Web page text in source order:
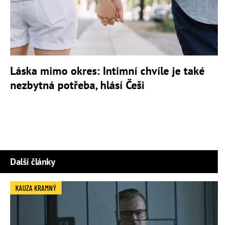
Láska mimo okres: Intimní chvíle je také
nezbytná potřeba, hlásí Češi
Další články
KAUZA KRAMNÝ